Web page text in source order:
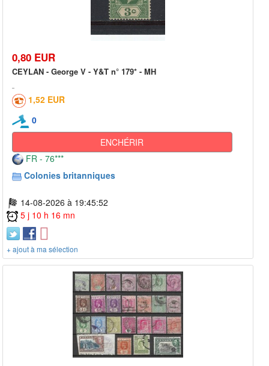
0,80 EUR
CEYLAN - George V - Y&T n° 179* - MH
1,52 EUR
0
ENCHÉRIR
FR - 76***
Colonies britanniques
14-08-2026 à 19:45:52
5 j 10 h 16 mn
+ ajout à ma sélection